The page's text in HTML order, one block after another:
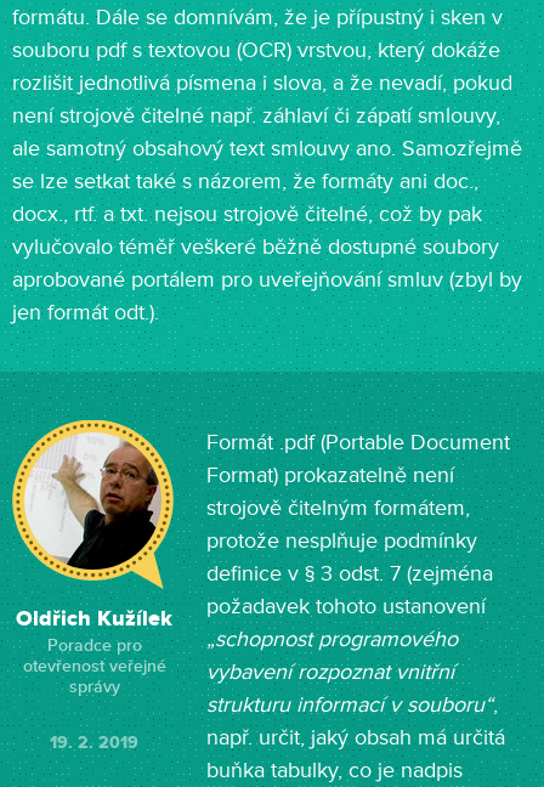
formátu. Dále se domnívám, že je přípustný i sken v
souboru pdf s textovou (OCR) vrstvou, který dokáže
rozlišit jednotlivá písmena i slova, a že nevadí, pokud
není strojově čitelné např. záhlaví či zápatí smlouvy,
ale samotný obsahový text smlouvy ano. Samozřejmě
se lze setkat také s názorem, že formáty ani doc.,
docx., rtf. a txt. nejsou strojově čitelné, což by pak
vylučovalo téměř veškeré běžně dostupné soubory
aprobované portálem pro uveřejňování smluv (zbyl by
jen formát odt.).
Oldřich Kužílek
Poradce pro
otevřenost veřejné
správy
19. 2. 2019
Formát .pdf (Portable Document
Format) prokazatelně není
strojově čitelným formátem,
protože nesplňuje podmínky
definice v § 3 odst. 7 (zejména
požadavek tohoto ustanovení
„schopnost programového
vybavení rozpoznat vnitřní
strukturu informací v souboru“,
např. určit, jaký obsah má určitá
buňka tabulky, co je nadpis